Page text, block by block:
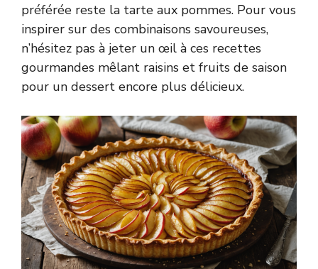
préférée reste la tarte aux pommes. Pour vous
inspirer sur des combinaisons savoureuses,
n’hésitez pas à jeter un œil à ces recettes
gourmandes mêlant raisins et fruits de saison
pour un dessert encore plus délicieux.